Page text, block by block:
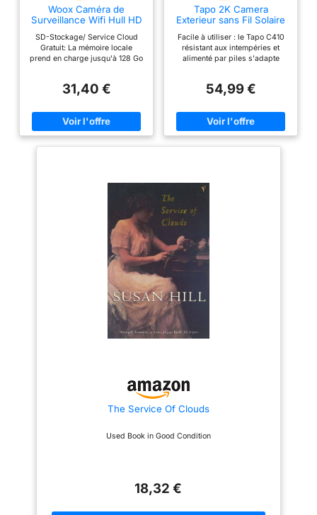
Woox Caméra de
Surveillance Wifi Hull HD
Nocturne Détection de
Mouvement 2 Way Audio
Service Cloud Gratuity
SD-Stockage/ Service Cloud
Gratuit: La mémoire locale
prend en charge jusqu'à 128 Go
de sécurité crypté est
service cloud est toujours
gratuit pour vous. Détection de
Mouvement: Lorsque la caméra
votre téléphone et des vidéos
le nuage ou sur la carte Micro
SD, assurant la sécurité de
votre maison. Vision Nocturne:
La caméra Woox est équipée
d'une LED infrarouge et vous
permet de voir tout dans
l'obscurité de manière claire et
sans problème. L'appareil photo
active automatiquement
l'abstention lorsque la lumière
est faible. 2 Way Audio: Grâce
au microphone et au haut-
animal domestique. Vous
clairement avec votre proche à
Woox une garantie de 2 ans.
la clientèle professionnel est
disponible 24 heures par jour.
31,40 €
Tapo 2K Camera
Exterieur sans Fil Solaire
IA,C410 KIT
Facile à utiliser : le Tapo C410
résistant aux intempéries et
alimenté par piles s'adapte
dans le garage. Protection
d'une expérience de sécurité
sans entretien avec le panneau
solaire Tapo qui offre une
surveillance toute la journée
résolution 2K cristalline grâce à
des algorithmes avancés qui
garantissent une exposition
parfaite de jour comme de nuit.
Facile à utiliser : profitez de la
nuit dans des couleurs vives
grâce à l'objectif lumineux et
aux phares intégrés qui peuvent
atteindre jusqu'à 9 m.
Choisissez entre un stockage
microSD local jusqu'à 512 Go ou
le service cloud sécurisé Tapo
Care, pour plus de sécurité.
notifications lors de la détection
fausses alarmes et les
pour obtenir une détection
vraiment important. Le kit Tapo
C410 est étanche à la poussière
54,99 €
The Service Of Clouds
Used Book in Good Condition
18,32 €